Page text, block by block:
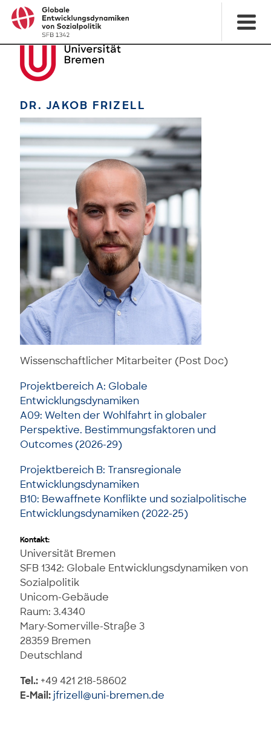
DR. JAKOB FRIZELL
Wissenschaftlicher Mitarbeiter (Post Doc)
Projektbereich A: Globale
Entwicklungsdynamiken
A09: Welten der Wohlfahrt in globaler
Perspektive. Bestimmungsfaktoren und
Outcomes (2026-29)
Projektbereich B: Transregionale
Entwicklungsdynamiken
B10: Bewaffnete Konflikte und sozialpolitische
Entwicklungsdynamiken (2022-25)
Kontakt:
Universität Bremen
SFB 1342: Globale Entwicklungsdynamiken von
Sozialpolitik
Unicom-Gebäude
Raum: 3.4340
Mary-Somerville-Straße 3
28359 Bremen
Deutschland
Tel.: +49 421 218-58602
E-Mail: jfrizell@uni-bremen.de